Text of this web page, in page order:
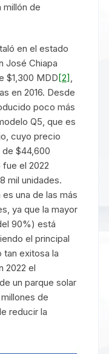
millón de
en el estado
José Chiapa
$1,300 MDD[2],
en 2016. Desde
poco más
Q5, que es
cuyo precio
de $44,600
el 2022
mil unidades.
una de las más
ya que la mayor
90%) está
el principal
tan exitosa la
2022 el
un parque solar
de
reducir la